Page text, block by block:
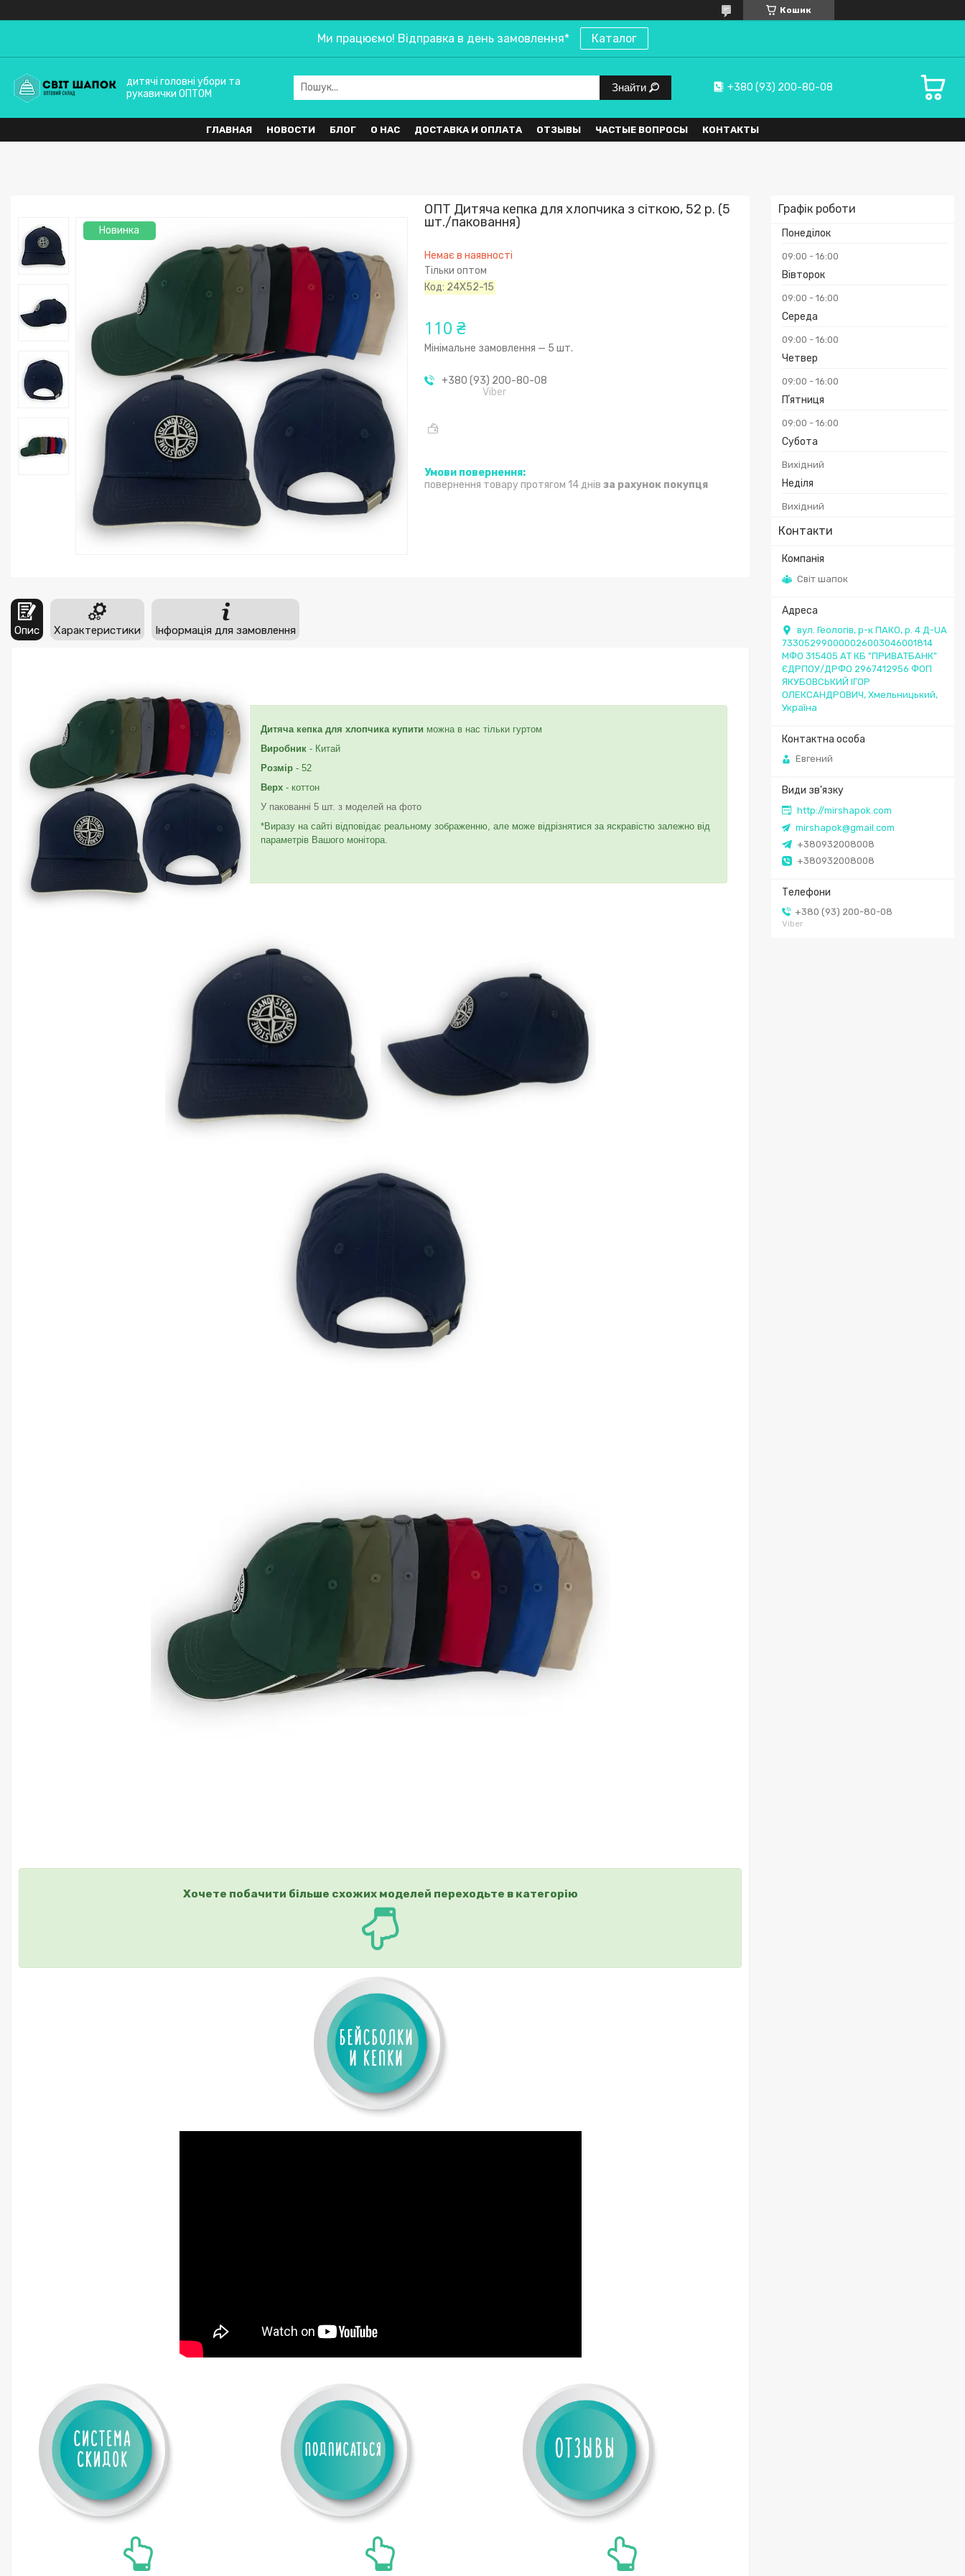
Кошик
Ми працюємо! Відправка в день замовлення* Каталог
дитячі головні убори та
рукавички ОПТОМ
Знайти +380 (93) 200-80-08
ГЛАВНАЯ НОВОСТИ БЛОГ О НАС ДОСТАВКА И ОПЛАТА ОТЗЫВЫ ЧАСТЫЕ ВОПРОСЫ КОНТАКТЫ
Графік роботи
Понеділок
09:00 16:00
Вівторок
09:00 16:00
Середа
09:00 16:00
Четвер
09:00 16:00
Пʼятниця
09:00 16:00
Субота
Вихідний
Неділя
Вихідний
Контакти
Світ шапок
вул. Геологів, р-к ПАКО, р. 4 Д-UA
733052990000026003046001814
МФО 315405 АТ КБ "ПРИВАТБАНК"
ЄДРПОУ/ДРФО 2967412956 ФОП
ЯКУБОВСЬКИЙ ІГОР
ОЛЕКСАНДРОВИЧ, Хмельницький,
Україна
Евгений
http://mirshapok.com
mirshapok@gmail.com
+380932008008
+380932008008
+380 (93) 200-80-08
Viber
Новинка
ОПТ Дитяча кепка для хлопчика з сіткою, 52 р. (5
шт./паковання)
Немає в наявності
Тільки оптом
Код: 24X52-15
110 ₴
Мінімальне замовлення — 5 шт.
+380 (93) 200-80-08
Viber
повернення товару протягом 14 днів за рахунок покупця
Опис Характеристики Інформація для замовлення
Дитяча кепка для хлопчика купити можна в нас тільки гуртом
Виробник - Китай
Розмір - 52
Верх - коттон
У пакованні 5 шт. з моделей на фото
*Виразу на сайті відповідає реальному зображенню, але може відрізнятися за яскравістю залежно від
параметрів Вашого монітора.
Хочете побачити більше схожих моделей переходьте в категорію